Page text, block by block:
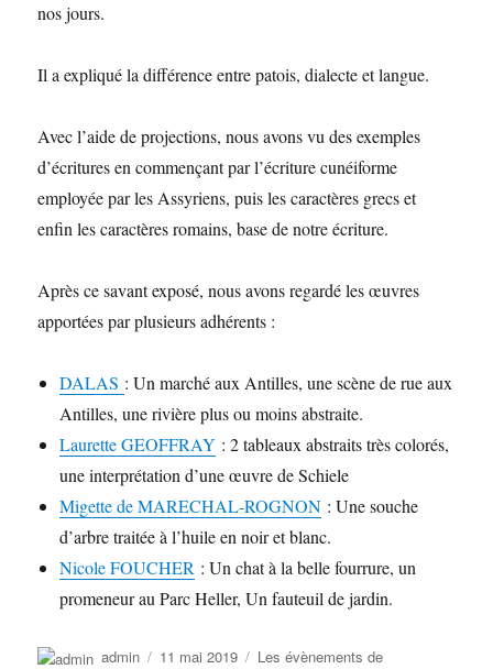
nos jours.
Il a expliqué la différence entre patois, dialecte et langue.
Avec l’aide de projections, nous avons vu des exemples
d’écritures en commençant par l’écriture cunéiforme
employée par les Assyriens, puis les caractères grecs et
enfin les caractères romains, base de notre écriture.
Après ce savant exposé, nous avons regardé les œuvres
apportées par plusieurs adhérents :
DALAS : Un marché aux Antilles, une scène de rue aux
Antilles, une rivière plus ou moins abstraite.
Laurette GEOFFRAY : 2 tableaux abstraits très colorés,
une interprétation d’une œuvre de Schiele
Migette de MARECHAL-ROGNON : Une souche
d’arbre traitée à l’huile en noir et blanc.
Nicole FOUCHER : Un chat à la belle fourrure, un
promeneur au Parc Heller, Un fauteuil de jardin.
Auteur
admin
Publié
11 mai 2019 Catégories
Les évènements de